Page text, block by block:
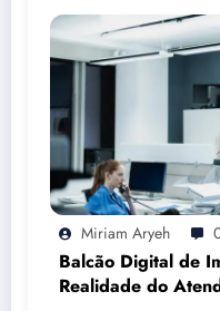
Miriam Aryeh
Balcão Digital de
Realidade do